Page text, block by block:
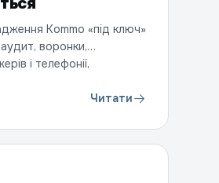
Kommo «під ключ»
аудит, воронки,
і телефонії,
Читати